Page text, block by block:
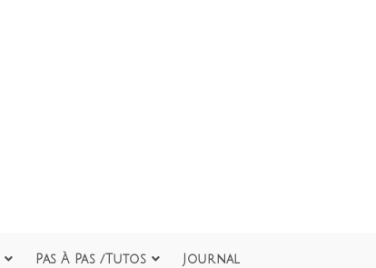
Pas À Pas /Tutos Journal